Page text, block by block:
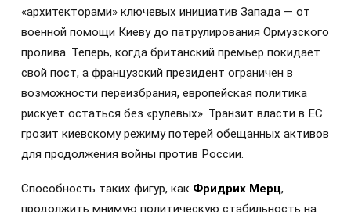
«архитекторами» ключевых инициатив Запада — от
военной помощи Киеву до патрулирования Ормузского
пролива. Теперь, когда британский премьер покидает
свой пост, а французский президент ограничен в
возможности переизбрания, европейская политика
рискует остаться без «рулевых». Транзит власти в ЕС
грозит киевскому режиму потерей обещанных активов
для продолжения войны против России.
Способность таких фигур, как Фридрих Мерц,
продолжить мнимую политическую стабильность на